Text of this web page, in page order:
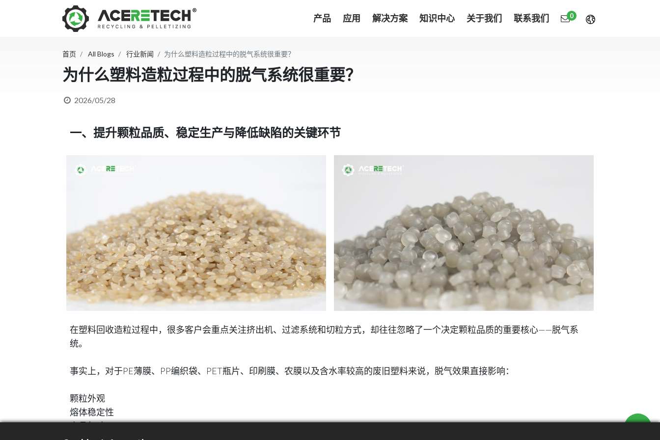
产品 应用 解决方案 知识中心 关于我们 联系我们 0
首页 All Blogs 行业新闻 为什么塑料造粒过程中的脱气系统很重要？
为什么塑料造粒过程中的脱气系统很重要？
2026/05/28
一、提升颗粒品质、稳定生产与降低缺陷的关键环节
在塑料回收造粒过程中，很多客户会重点关注挤出机、过滤系统和切粒方式，却往往忽略了一个决定颗粒品质的重要核心——脱气系
统。
事实上，对于PE薄膜、PP编织袋、PET瓶片、印刷膜、农膜以及含水率较高的废旧塑料来说，脱气效果直接影响：
颗粒外观
熔体稳定性
产品气味